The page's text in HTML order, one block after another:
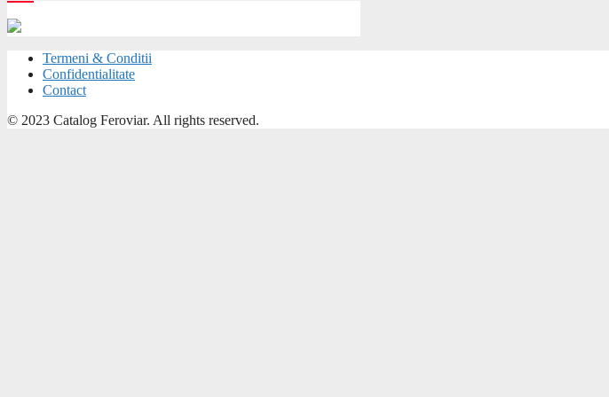
Termeni & Conditii
Confidentialitate
Contact
© 2023 Catalog Feroviar. All rights reserved.